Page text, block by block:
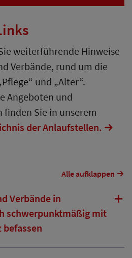
weiterführende Hinweise
Verbände, rund um die
und „Alter“.
Angeboten und
Sie in unserem
der Anlaufstellen.
Alle aufklappen
Verbände in
schwerpunktmäßig mit
befassen